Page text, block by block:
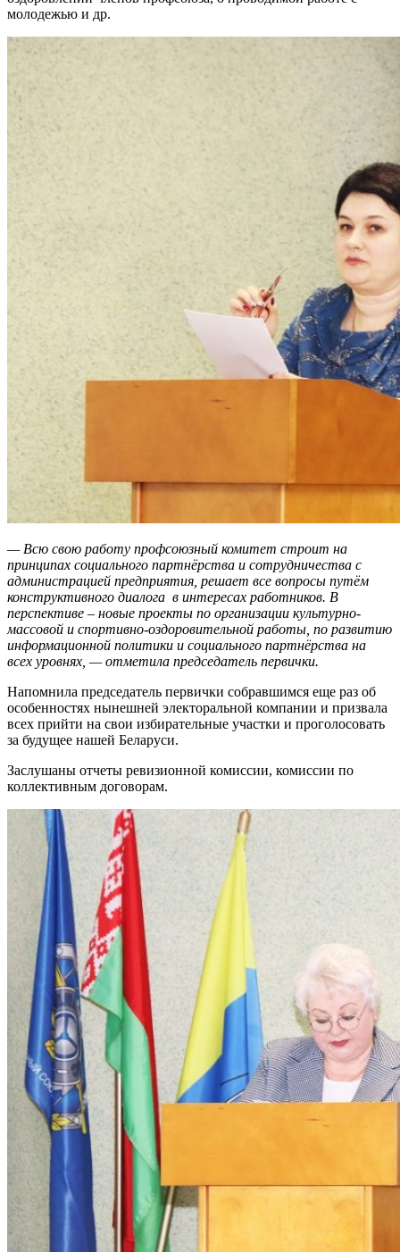
молодежью и др.
— Всю свою работу профсоюзный комитет строит на
принципах социального партнёрства и сотрудничества с
администрацией предприятия, решает все вопросы путём
конструктивного диалога в интересах работников. В
перспективе – новые проекты по организации культурно-
массовой и спортивно-оздоровительной работы, по развитию
информационной политики и социального партнёрства на
всех уровнях, — отметила председатель первички.
Напомнила председатель первички собравшимся еще раз об
особенностях нынешней электоральной компании и призвала
всех прийти на свои избирательные участки и проголосовать
за будущее нашей Беларуси.
Заслушаны отчеты ревизионной комиссии, комиссии по
коллективным договорам.